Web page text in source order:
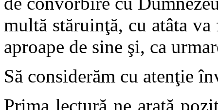
multă stăruinţă, cu atâta
aproape de sine şi, ca
Să considerăm cu atenţie
Prima lectură ne arată